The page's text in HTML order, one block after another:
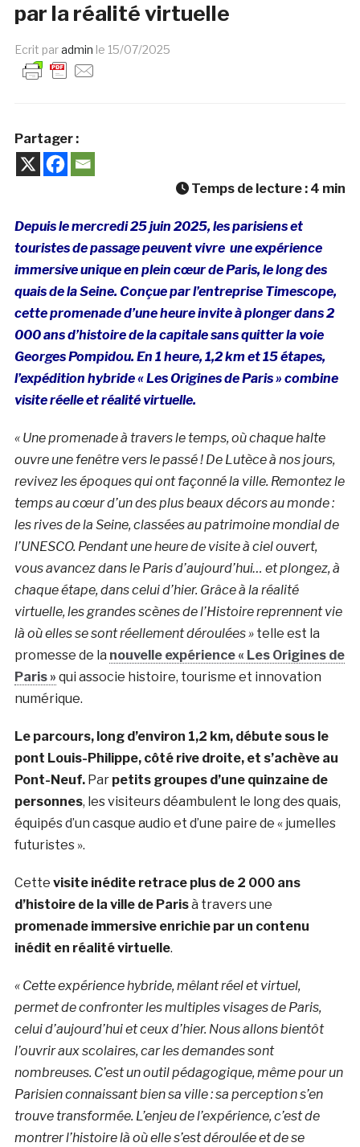
par la réalité virtuelle
Ecrit paradmin le 15/07/2025
Partager :
Temps de lecture : 4 min
Depuis le mercredi 25 juin 2025, les parisiens et
touristes de passage peuvent vivre une expérience
immersive unique en plein cœur de Paris, le long des
quais de la Seine. Conçue par l’entreprise Timescope,
cette promenade d’une heure invite à plonger dans 2
000 ans d’histoire de la capitale sans quitter la voie
Georges Pompidou. En 1 heure, 1,2 km et 15 étapes,
l’expédition hybride « Les Origines de Paris » combine
visite réelle et réalité virtuelle.
« Une promenade à travers le temps, où chaque halte
ouvre une fenêtre vers le passé ! De Lutèce à nos jours,
revivez les époques qui ont façonné la ville. Remontez le
temps au cœur d’un des plus beaux décors au monde :
les rives de la Seine, classées au patrimoine mondial de
l’UNESCO. Pendant une heure de visite à ciel ouvert,
vous avancez dans le Paris d’aujourd’hui… et plongez, à
chaque étape, dans celui d’hier. Grâce à la réalité
virtuelle, les grandes scènes de l’Histoire reprennent vie
là où elles se sont réellement déroulées »telle est la
promesse de la nouvelle expérience « Les Origines de
Paris » qui associe histoire, tourisme et innovation
numérique.
Le parcours, long d’environ 1,2 km, débute sous le
pont Louis-Philippe, côté rive droite, et s’achève au
Pont-Neuf.Par petits groupes d’une quinzaine de
personnes, les visiteurs déambulent le long des quais,
équipés d’un casque audio et d’une paire de « jumelles
futuristes ».
Cette visite inédite retrace plus de 2 000 ans
d’histoire de la ville de Parisà travers une
promenade immersive enrichie par un contenu
inédit en réalité virtuelle.
« Cette expérience hybride, mêlant réel et virtuel,
permet de confronter les multiples visages de Paris,
celui d’aujourd’hui et ceux d’hier. Nous allons bientôt
l’ouvrir aux scolaires, car les demandes sont
nombreuses. C’est un outil pédagogique, même pour un
Parisien connaissant bien sa ville : sa perception s’en
trouve transformée. L’enjeu de l’expérience, c’est de
montrer l’histoire là où elle s’est déroulée et de se